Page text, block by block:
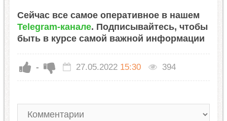
Сейчас все самое оперативное в нашем
Telegram-канале. Подписывайтесь, чтобы
быть в курсе самой важной информации
- 27.05.2022 15:30 394